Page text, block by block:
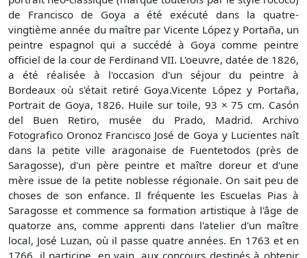
de Francisco de Goya a été exécuté dans la quatre-
vingtième année du maître par Vicente López y Portaña, un
peintre espagnol qui a succédé à Goya comme peintre
officiel de la cour de Ferdinand VII. L'oeuvre, datée de 1826,
a été réalisée à l'occasion d'un séjour du peintre à
Bordeaux où s'était retiré Goya.Vicente López y Portaña,
Portrait de Goya, 1826. Huile sur toile, 93 × 75 cm. Casón
del Buen Retiro, musée du Prado, Madrid. Archivo
Fotografico Oronoz Francisco José de Goya y Lucientes naît
dans la petite ville aragonaise de Fuentetodos (près de
Saragosse), d'un père peintre et maître doreur et d'une
mère issue de la petite noblesse régionale. On sait peu de
choses de son enfance. Il fréquente les Escuelas Pias à
Saragosse et commence sa formation artistique à l'âge de
quatorze ans, comme apprenti dans l'atelier d'un maître
local, José Luzan, où il passe quatre années. En 1763 et en
1766, il participe, en vain, aux concours destinés à obtenir